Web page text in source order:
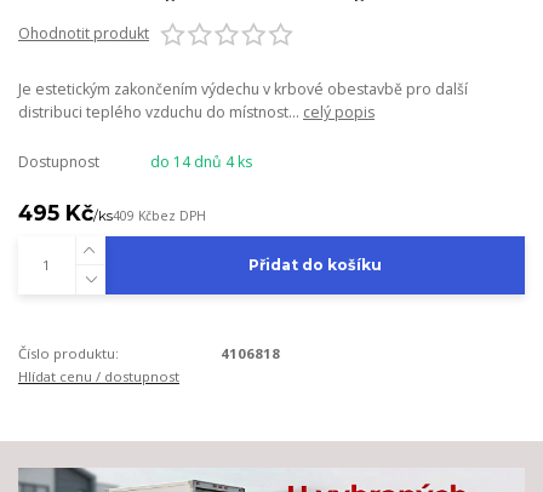
Ohodnotit produkt
Je estetickým zakončením výdechu v krbové obestavbě pro další
distribuci teplého vzduchu do místnost... celý popis
Dostupnost do 14 dnů 4 ks
495 Kč/ks409 Kčbez DPH
Přidat do košíku
Číslo produktu:
4106818
Hlídat cenu / dostupnost